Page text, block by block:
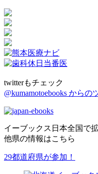
twitterもチェック
@kumamotoebooks からの
イーブックス日本全国で
他県の情報はこちら
29都道府県が参加！